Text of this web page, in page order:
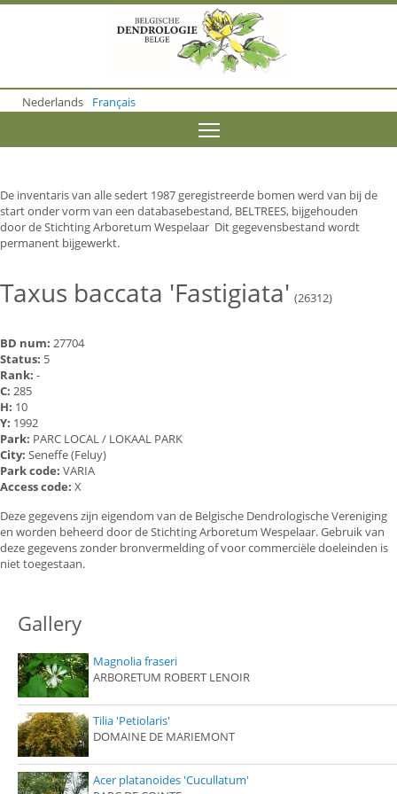
o
m
o
n
t
e
n
Nederlands Français
De inventaris van alle sedert 1987 geregistreerde bomen werd van bij de
start onder vorm van een databasebestand, BELTREES, bijgehouden
door de Stichting Arboretum Wespelaar Dit gegevensbestand wordt
permanent bijgewerkt.
Taxus baccata 'Fastigiata' (26312)
BD num: 27704
Status: 5
Rank: -
C: 285
H: 10
Y: 1992
Park: PARC LOCAL / LOKAAL PARK
City: Seneffe (Feluy)
Park code: VARIA
Access code: X
Deze gegevens zijn eigendom van de Belgische Dendrologische Vereniging
en worden beheerd door de Stichting Arboretum Wespelaar. Gebruik van
deze gegevens zonder bronvermelding of voor commerciële doeleinden is
niet toegestaan.
Gallery
Magnolia fraseri
ARBORETUM ROBERT LENOIR
Tilia 'Petiolaris'
DOMAINE DE MARIEMONT
Acer platanoides 'Cucullatum'